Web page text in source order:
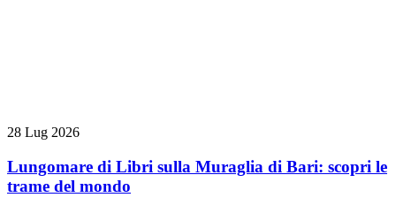
28 Lug 2026
Lungomare di Libri sulla Muraglia di Bari: scopri le
trame del mondo